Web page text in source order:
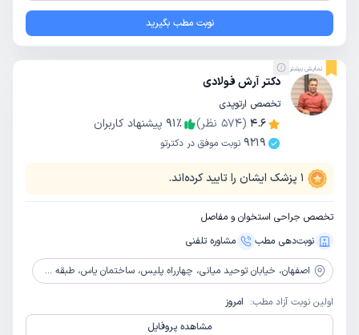
نوبت مطب بگیرید
نمایش بیشتر
دکتر آرش فولادی
تخصص ارتوپدی
4.6
(
574 نظر) 91٪
پیشنهاد کاربران
9219 نوبت موفق در دکترتو
1 پزشک ایشان را تایید کرده‌اند.
تخصص جراحی استخوان و مفاصل
نوبت‌دهی مطب
مشاوره‌ تلفنی
اصفهان، خیابان توحید میانی، چهارراه پلیس، ساختمان یاس، طبقه 4، واحد 402
اولین نوبت آزاد مطب: امروز
مشاهده پروفایل